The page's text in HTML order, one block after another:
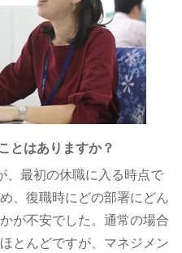
とはありますか？
、最初の休職に入る時点で
、復職時にどの部署にどん
が不安でした。通常の場合
とんどですが、マネジメン